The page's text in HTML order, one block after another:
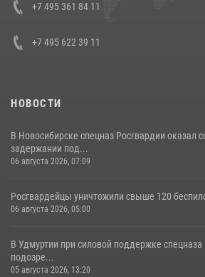
+7 495 361 84 11
+7 495 622 39 11
НОВОСТИ
В Новосибирске спецназ Росгвардии оказал
задержании под...
06 августа 2026, 07:09
Росгвардейцы уничтожили свыше 120
06 августа 2026, 05:00
В Удмуртии при силовой поддержке
подозре...
05 августа 2026, 13:20